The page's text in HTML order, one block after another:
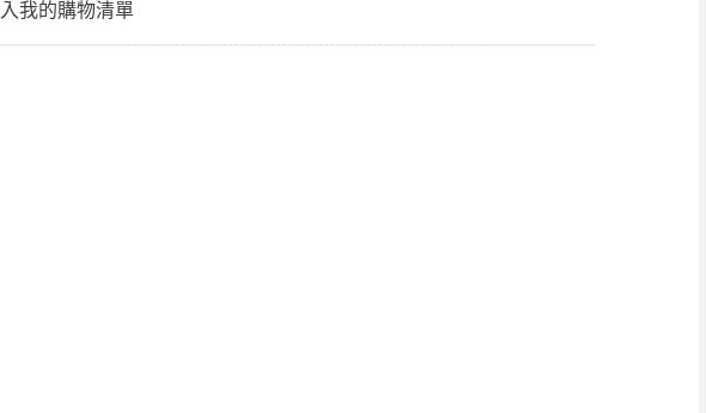
我的購物清單